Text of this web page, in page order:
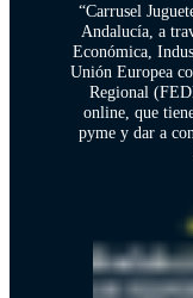
“Carrusel
Andalucía, a
Económica,
Unión Europea
Regional
online, que
pyme y dar a